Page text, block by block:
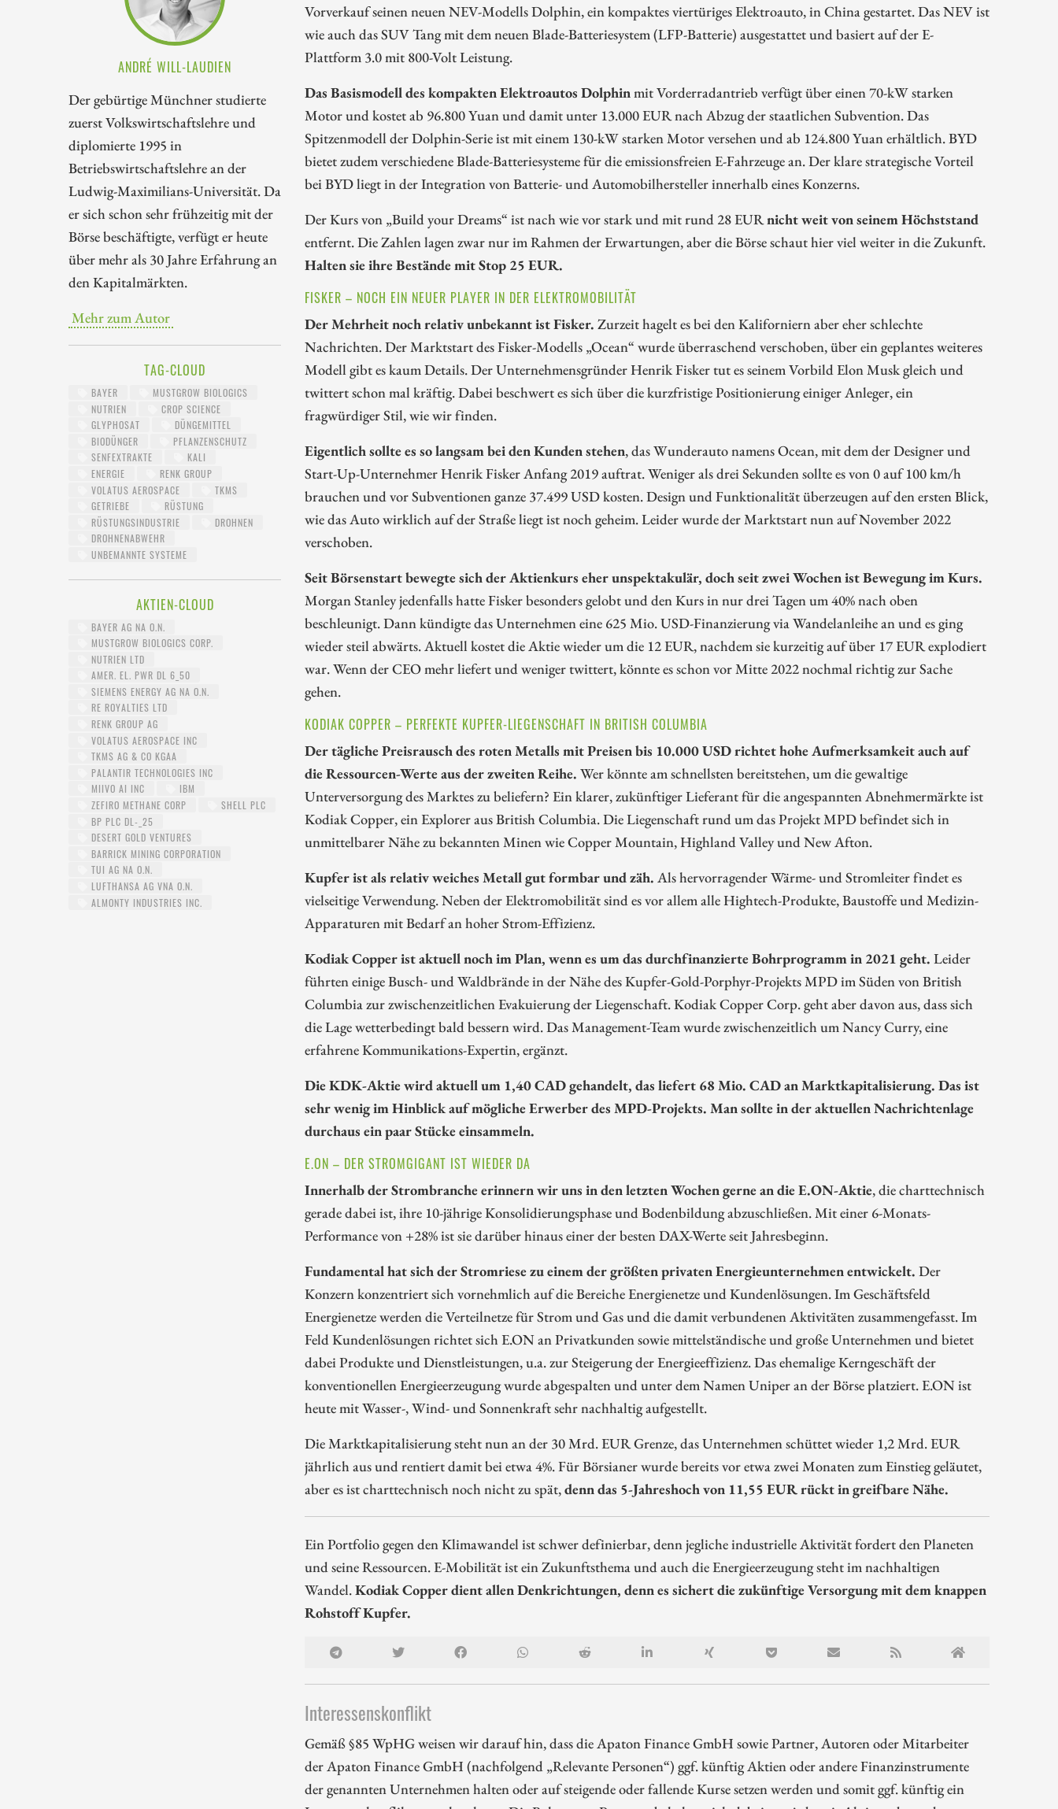
ANDRÉ WILL-LAUDIEN
Der gebürtige Münchner studierte
zuerst Volkswirtschaftslehre und
diplomierte 1995 in
Betriebswirtschaftslehre an der
Ludwig-Maximilians-Universität. Da
er sich schon sehr frühzeitig mit der
Börse beschäftigte, verfügt er heute
über mehr als 30 Jahre Erfahrung an
den Kapitalmärkten.
Mehr zum Autor
TAG-CLOUD
BAYER
MUSTGROW BIOLOGICS
NUTRIEN
CROP SCIENCE
GLYPHOSAT
DÜNGEMITTEL
BIODÜNGER
PFLANZENSCHUTZ
SENFEXTRAKTE
KALI
ENERGIE
RENK GROUP
VOLATUS AEROSPACE
TKMS
GETRIEBE
RÜSTUNG
RÜSTUNGSINDUSTRIE
DROHNEN
DROHNENABWEHR
UNBEMANNTE SYSTEME
AKTIEN-CLOUD
BAYER AG NA O.N.
MUSTGROW BIOLOGICS CORP.
NUTRIEN LTD
AMER. EL. PWR DL 6_50
SIEMENS ENERGY AG NA O.N.
RE ROYALTIES LTD
RENK GROUP AG
VOLATUS AEROSPACE INC
TKMS AG & CO KGAA
PALANTIR TECHNOLOGIES INC
MIIVO AI INC
IBM
ZEFIRO METHANE CORP
SHELL PLC
BP PLC DL-_25
DESERT GOLD VENTURES
BARRICK MINING CORPORATION
TUI AG NA O.N.
LUFTHANSA AG VNA O.N.
ALMONTY INDUSTRIES INC.
Vorverkauf seinen neuen NEV-Modells Dolphin, ein kompaktes viertüriges Elektroauto, in China gestartet. Das NEV ist
wie auch das SUV Tang mit dem neuen Blade-Batteriesystem (LFP-Batterie) ausgestattet und basiert auf der E-
Plattform 3.0 mit 800-Volt Leistung.
Das Basismodell des kompakten Elektroautos Dolphinmit Vorderradantrieb verfügt über einen 70-kW starken
Motor und kostet ab 96.800 Yuan und damit unter 13.000 EUR nach Abzug der staatlichen Subvention. Das
Spitzenmodell der Dolphin-Serie ist mit einem 130-kW starken Motor versehen und ab 124.800 Yuan erhältlich. BYD
bietet zudem verschiedene Blade-Batteriesysteme für die emissionsfreien E-Fahrzeuge an. Der klare strategische Vorteil
bei BYD liegt in der Integration von Batterie- und Automobilhersteller innerhalb eines Konzerns.
Der Kurs von „Build your Dreams“ ist nach wie vor stark und mit rund 28 EURnicht weit von seinem Höchststand
entfernt. Die Zahlen lagen zwar nur im Rahmen der Erwartungen, aber die Börse schaut hier viel weiter in die Zukunft.
Halten sie ihre Bestände mit Stop 25 EUR.
FISKER – NOCH EIN NEUER PLAYER IN DER ELEKTROMOBILITÄT
Der Mehrheit noch relativ unbekannt ist Fisker. Zurzeit hagelt es bei den Kaliforniern aber eher schlechte
Nachrichten. Der Marktstart des Fisker-Modells „Ocean“ wurde überraschend verschoben, über ein geplantes weiteres
Modell gibt es kaum Details. Der Unternehmensgründer Henrik Fisker tut es seinem Vorbild Elon Musk gleich und
twittert schon mal kräftig. Dabei beschwert es sich über die kurzfristige Positionierung einiger Anleger, ein
fragwürdiger Stil, wie wir finden.
Eigentlich sollte es so langsam bei den Kunden stehen, das Wunderauto namens Ocean, mit dem der Designer und
Start-Up-Unternehmer Henrik Fisker Anfang 2019 auftrat. Weniger als drei Sekunden sollte es von 0 auf 100 km/h
brauchen und vor Subventionen ganze 37.499 USD kosten. Design und Funktionalität überzeugen auf den ersten Blick,
wie das Auto wirklich auf der Straße liegt ist noch geheim. Leider wurde der Marktstart nun auf November 2022
verschoben.
Seit Börsenstart bewegte sich der Aktienkurs eher unspektakulär, doch seit zwei Wochen ist Bewegung im Kurs.
Morgan Stanley jedenfalls hatte Fisker besonders gelobt und den Kurs in nur drei Tagen um 40% nach oben
beschleunigt. Dann kündigte das Unternehmen eine 625 Mio. USD-Finanzierung via Wandelanleihe an und es ging
wieder steil abwärts. Aktuell kostet die Aktie wieder um die 12 EUR, nachdem sie kurzeitig auf über 17 EUR explodiert
war. Wenn der CEO mehr liefert und weniger twittert, könnte es schon vor Mitte 2022 nochmal richtig zur Sache
gehen.
KODIAK COPPER – PERFEKTE KUPFER-LIEGENSCHAFT IN BRITISH COLUMBIA
Der tägliche Preisrausch des roten Metalls mit Preisen bis 10.000 USD richtet hohe Aufmerksamkeit auch auf
die Ressourcen-Werte aus der zweiten Reihe. Wer könnte am schnellsten bereitstehen, um die gewaltige
Unterversorgung des Marktes zu beliefern? Ein klarer, zukünftiger Lieferant für die angespannten Abnehmermärkte ist
Kodiak Copper, ein Explorer aus British Columbia. Die Liegenschaft rund um das Projekt MPD befindet sich in
unmittelbarer Nähe zu bekannten Minen wie Copper Mountain, Highland Valley und New Afton.
Kupfer ist als relativ weiches Metall gut formbar und zäh. Als hervorragender Wärme- und Stromleiter findet es
vielseitige Verwendung. Neben der Elektromobilität sind es vor allem alle Hightech-Produkte, Baustoffe und Medizin-
Apparaturen mit Bedarf an hoher Strom-Effizienz.
Kodiak Copper ist aktuell noch im Plan, wenn es um das durchfinanzierte Bohrprogramm in 2021 geht. Leider
führten einige Busch- und Waldbrände in der Nähe des Kupfer-Gold-Porphyr-Projekts MPD im Süden von British
Columbia zur zwischenzeitlichen Evakuierung der Liegenschaft. Kodiak Copper Corp. geht aber davon aus, dass sich
die Lage wetterbedingt bald bessern wird. Das Management-Team wurde zwischenzeitlich um Nancy Curry, eine
erfahrene Kommunikations-Expertin, ergänzt.
Die KDK-Aktie wird aktuell um 1,40 CAD gehandelt, das liefert 68 Mio. CAD an Marktkapitalisierung. Das ist
sehr wenig im Hinblick auf mögliche Erwerber des MPD-Projekts. Man sollte in der aktuellen Nachrichtenlage
durchaus ein paar Stücke einsammeln.
E.ON – DER STROMGIGANT IST WIEDER DA
Innerhalb der Strombranche erinnern wir uns in den letzten Wochen gerne an die E.ON-Aktie, die charttechnisch
gerade dabei ist, ihre 10-jährige Konsolidierungsphase und Bodenbildung abzuschließen. Mit einer 6-Monats-
Performance von +28% ist sie darüber hinaus einer der besten DAX-Werte seit Jahresbeginn.
Fundamental hat sich der Stromriese zu einem der größten privaten Energieunternehmen entwickelt. Der
Konzern konzentriert sich vornehmlich auf die Bereiche Energienetze und Kundenlösungen. Im Geschäftsfeld
Energienetze werden die Verteilnetze für Strom und Gas und die damit verbundenen Aktivitäten zusammengefasst. Im
Feld Kundenlösungen richtet sich E.ON an Privatkunden sowie mittelständische und große Unternehmen und bietet
dabei Produkte und Dienstleistungen, u.a. zur Steigerung der Energieeffizienz. Das ehemalige Kerngeschäft der
konventionellen Energieerzeugung wurde abgespalten und unter dem Namen Uniper an der Börse platziert. E.ON ist
heute mit Wasser-, Wind- und Sonnenkraft sehr nachhaltig aufgestellt.
Die Marktkapitalisierung steht nun an der 30 Mrd. EUR Grenze, das Unternehmen schüttet wieder 1,2 Mrd. EUR
jährlich aus und rentiert damit bei etwa 4%. Für Börsianer wurde bereits vor etwa zwei Monaten zum Einstieg geläutet,
aber es ist charttechnisch noch nicht zu spät,denn das 5-Jahreshoch von 11,55 EUR rückt in greifbare Nähe.
Ein Portfolio gegen den Klimawandel ist schwer definierbar, denn jegliche industrielle Aktivität fordert den Planeten
und seine Ressourcen. E-Mobilität ist ein Zukunftsthema und auch die Energieerzeugung steht im nachhaltigen
Wandel.Kodiak Copper dient allen Denkrichtungen, denn es sichert die zukünftige Versorgung mit dem knappen
Rohstoff Kupfer.
Interessenskonflikt
Gemäß §85 WpHG weisen wir darauf hin, dass die Apaton Finance GmbH sowie Partner, Autoren oder Mitarbeiter
der Apaton Finance GmbH (nachfolgend „Relevante Personen“) ggf. künftig Aktien oder andere Finanzinstrumente
der genannten Unternehmen halten oder auf steigende oder fallende Kurse setzen werden und somit ggf. künftig ein